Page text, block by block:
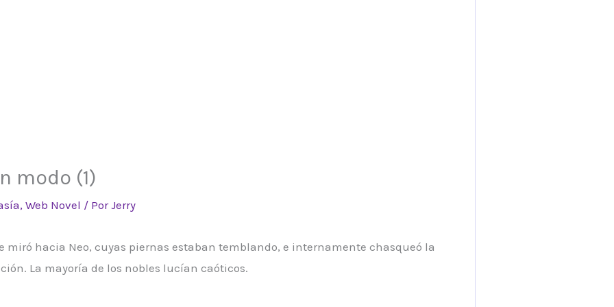
modo (1)
, Web Novel / PorJerry
miró hacia Neo, cuyas piernas estaban temblando, e internamente chasqueó la
La mayoría de los nobles lucían caóticos.